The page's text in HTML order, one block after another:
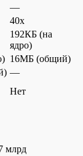
—
40x
192КБ (на
ядро)
16МБ (общий)
—
Нет
млрд